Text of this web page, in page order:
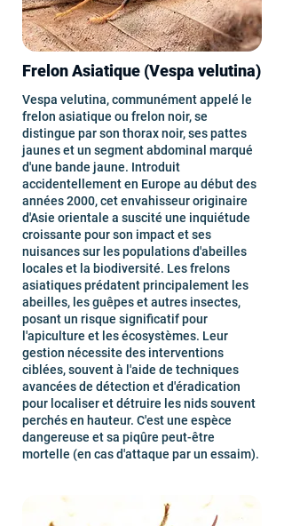
Frelon Asiatique (Vespa velutina)
Vespa velutina, communément appelé le
frelon asiatique ou frelon noir, se
distingue par son thorax noir, ses pattes
jaunes et un segment abdominal marqué
d'une bande jaune. Introduit
accidentellement en Europe au début des
années 2000, cet envahisseur originaire
d'Asie orientale a suscité une inquiétude
croissante pour son impact et ses
nuisances sur les populations d'abeilles
locales et la biodiversité. Les frelons
asiatiques prédatent principalement les
abeilles, les guêpes et autres insectes,
posant un risque significatif pour
l'apiculture et les écosystèmes. Leur
gestion nécessite des interventions
ciblées, souvent à l'aide de techniques
avancées de détection et d'éradication
pour localiser et détruire les nids souvent
perchés en hauteur. C'est une espèce
dangereuse et sa piqûre peut-être
mortelle (en cas d'attaque par un essaim).